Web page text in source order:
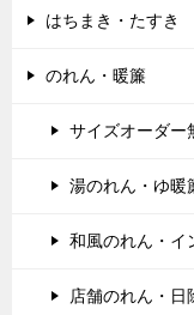
はちまき・たすき
のれん・暖簾
サイズオーダー
湯のれん・ゆ暖
和風のれん・イ
店舗のれん・日